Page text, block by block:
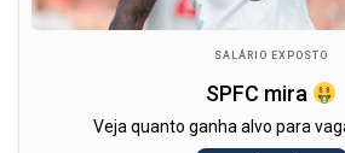
SALÁRIO EXPOSTO
SPFC mira
Veja quanto ganha alvo para